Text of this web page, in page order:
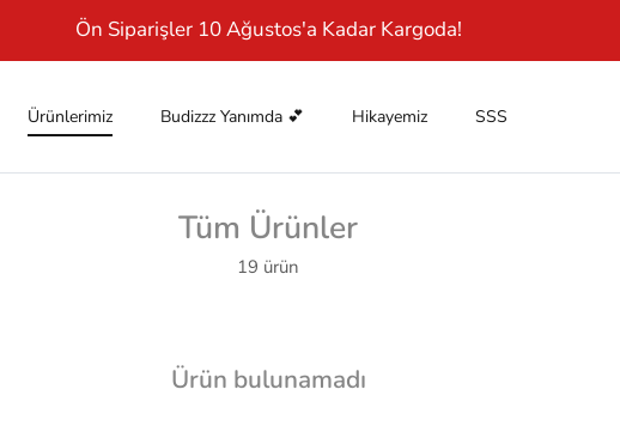
Ön Siparişler 10 Ağustos'a Kadar Kargoda!
Ürünlerimiz Budizzz Yanımda 💕 Hikayemiz SSS
Tüm Ürünler
19 ürün
Ürün bulunamadı